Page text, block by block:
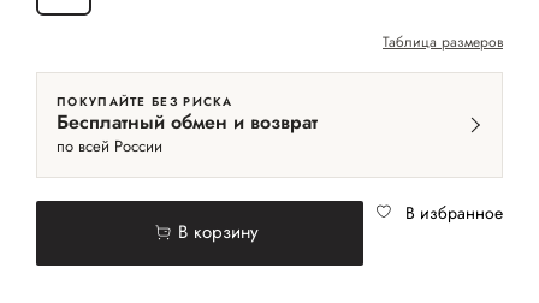
Таблица размеров
ПОКУПАЙТЕ БЕЗ РИСКА
Бесплатный обмен и возврат
по всей России
В корзину
В избранное